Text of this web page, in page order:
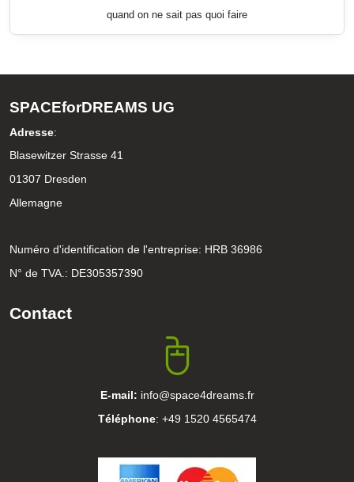
quand on ne sait pas quoi faire
SPACEforDREAMS UG
Adresse:
Blasewitzer Strasse 41
01307 Dresden
Allemagne
Numéro d'identification de l'entreprise: HRB 36986
N° de TVA.: DE305357390
Contact
E-mail: info@space4dreams.fr
Téléphone: +49 1520 4565474